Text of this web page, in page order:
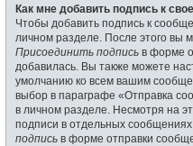
Как мне добавить подпись к
Чтобы добавить подпись к
личном разделе. После этого вы
Присоединить подпись в форме
добавилась. Вы также можете
умолчанию ко всем вашим
выбор в параграфе «Отправка
в личном разделе. Несмотря на
подписи в отдельных
подпись в форме отправки